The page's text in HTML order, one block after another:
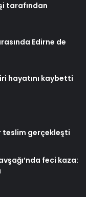
tarafından
Edirne de
hayatını kaybetti
teslim gerçekleşti
feci kaza: